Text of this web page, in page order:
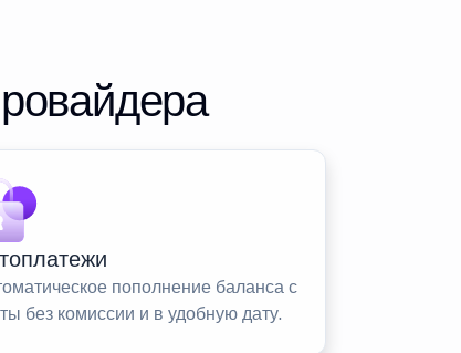
пополнение баланса с
без комиссии и в удобную дату.